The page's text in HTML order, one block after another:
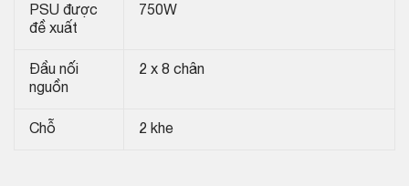
PSU được
đề xuất
750W
Đầu nối
nguồn
2 x 8 chân
Chỗ 2 khe